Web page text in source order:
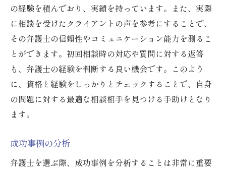
の経験を積んでおり、実績を持っています。また、実際
に相談を受けたクライアントの声を参考にすることで、
その弁護士の信頼性やコミュニケーション能力を測るこ
とができます。初回相談時の対応や質問に対する返答
も、弁護士の経験を判断する良い機会です。このよう
に、資格と経験をしっかりとチェックすることで、自身
の問題に対する最適な相談相手を見つける手助けとなり
ます。
成功事例の分析
弁護士を選ぶ際、成功事例を分析することは非常に重要